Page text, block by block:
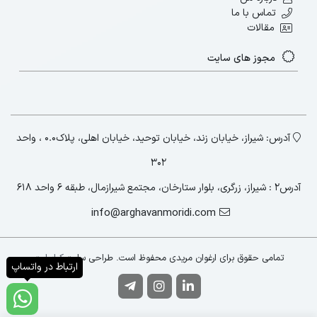
مؤثرتری داشته باشید و در نتیجه، به
مهارت های ارتباطی برای موفقیت در محل
کار
تماس با ما
مقالات
مجوز های سایت
آدرس: شیراز، خیابان زند، خیابان توحید، خیابان اهلی، پلاک۰.۰ ، واحد
۳۰۲
آدرس2 : شیراز، زرگری، بلوار ستارخان، مجتمع شیرازمال، طبقه ۶ واحد ۶۱۸
info@arghavanmoridi.com
تمامی حقوق برای ارغوان مریدی محفوظ است. طراحی سایت:کیاسایت
ارتباط در واتساپ